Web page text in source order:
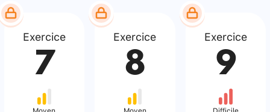
Exercice
7
Exercice
8
Exercice
9